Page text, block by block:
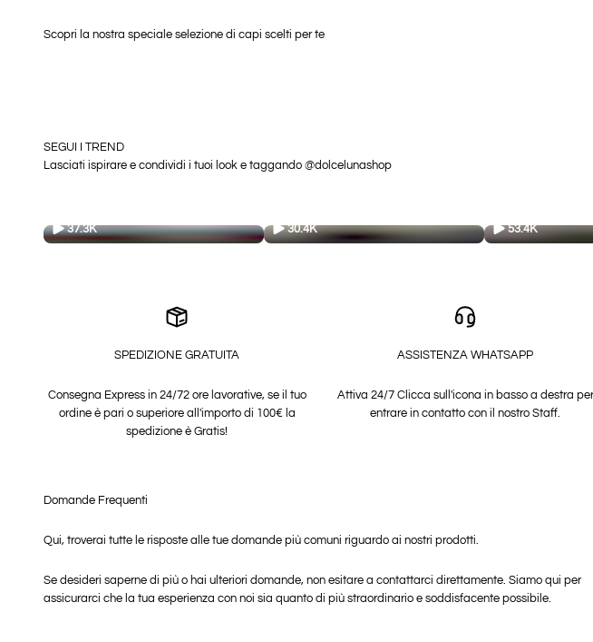
Scopri la nostra speciale selezione di capi scelti per te
SEGUI I TREND
Lasciati ispirare e condividi i tuoi look e taggando @dolcelunashop
37.3K 30.4K 53.4K
SPEDIZIONE GRATUITA
Consegna Express in 24/72 ore lavorative, se il tuo
ordine è pari o superiore all'importo di 100€ la
spedizione è Gratis!
ASSISTENZA WHATSAPP
Attiva 24/7 Clicca sull'icona in basso a destra per
entrare in contatto con il nostro Staff.
Domande Frequenti
Qui, troverai tutte le risposte alle tue domande più comuni riguardo ai nostri prodotti.
Se desideri saperne di più o hai ulteriori domande, non esitare a contattarci direttamente. Siamo qui per
assicurarci che la tua esperienza con noi sia quanto di più straordinario e soddisfacente possibile.